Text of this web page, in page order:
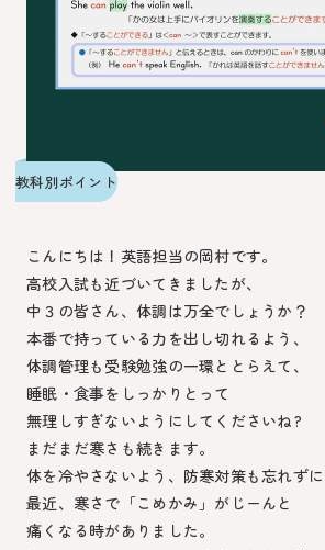
教科別ポイント
こんにちは！英語担当の岡村です。
高校入試も近づいてきましたが、
中３の皆さん、体調は万全でしょうか？
本番で持っている力を出し切れるよう、
体調管理も受験勉強の一環ととらえて、
睡眠・食事をしっかりとって
無理しすぎないようにしてくださいね?
まだまだ寒さも続きます。
体を冷やさないよう、防寒対策も忘れずに
最近、寒さで「こめかみ」がじーんと
痛くなる時がありました。